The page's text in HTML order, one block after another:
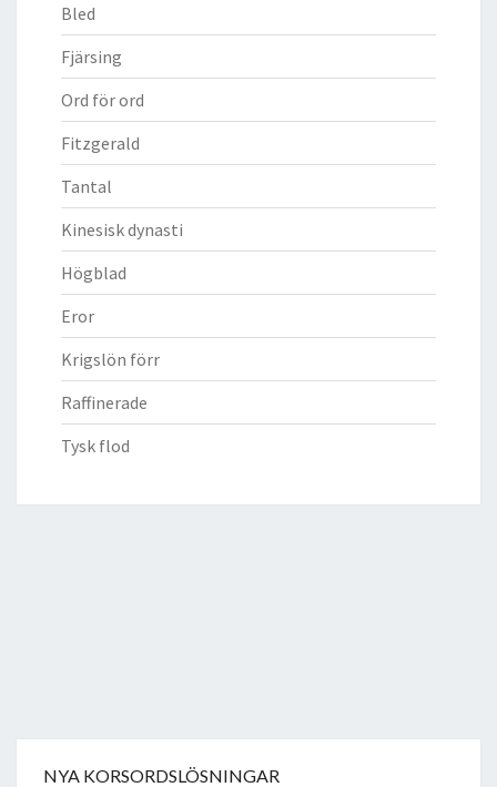
Bled
Fjärsing
Ord för ord
Fitzgerald
Tantal
Kinesisk dynasti
Högblad
Eror
Krigslön förr
Raffinerade
Tysk flod
NYA KORSORDSLÖSNINGAR